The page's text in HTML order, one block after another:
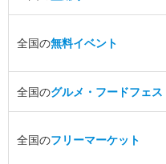
全国の無料イベント
全国のグルメ・フードフェス
全国のフリーマーケット